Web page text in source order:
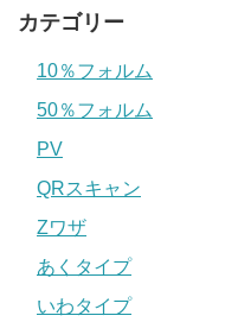
カテゴリー
10％フォルム
50％フォルム
PV
QRスキャン
Zワザ
あくタイプ
いわタイプ